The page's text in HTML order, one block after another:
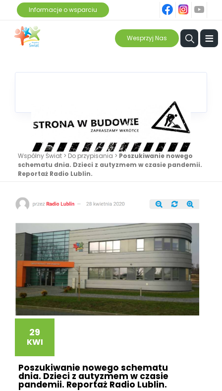
Informacje o wsparciu
ins
Wesprzyj Nas ≡
Wspólny Świat > Do przypisania > Poszukiwanie nowego
schematu dnia. Dzieci z autyzmem w czasie pandemii.
Reportaż Radio Lublin.
29
KWI
Poszukiwanie nowego schematu
dnia. Dzieci z autyzmem w czasie
pandemii. Reportaż Radio Lublin.